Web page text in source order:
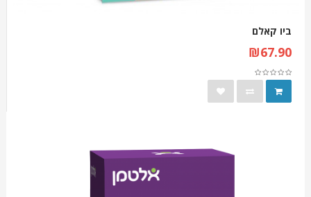
ביו קאלם
₪67.90